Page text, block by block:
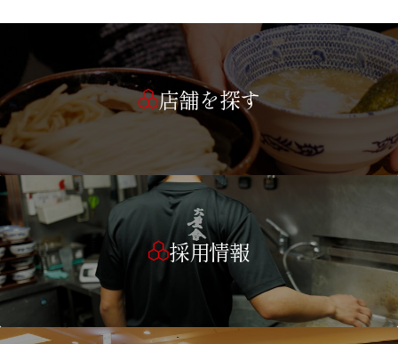
店舗を探す
採用情報